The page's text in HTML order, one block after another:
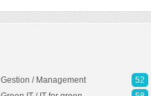
Gestion / Management
52